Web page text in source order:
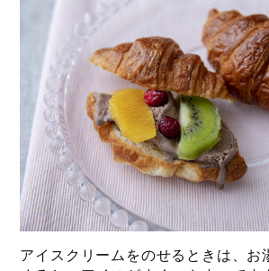
アイスクリームをのせるときは、お